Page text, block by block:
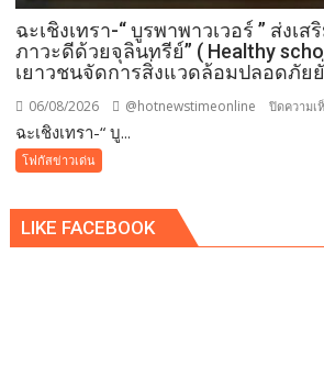
ฉะเชิงเทรา-​“ บูรพาพาวเวอร์ ” ส่งเส
ภาวะดีด้วยจุลินทรีย์” ( Healthy
เยาวชนจัดการสิ่งแวดล้อมปลอดภัย
06/08/2026 @hotnewstimeonline ปิดความเ
ฉะเชิงเทรา-​“ บู...
โฟกัสข่าวเด่น
LIKE FACEBOOK